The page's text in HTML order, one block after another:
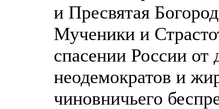
и Пресвятая
Мученики и
спасении России от
неодемократов и
чиновничьего